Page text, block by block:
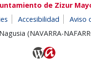
de Zizur
Accesibilidad Aviso
(NAVARRA-